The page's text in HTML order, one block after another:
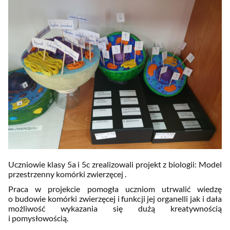
Uczniowie klasy 5a i 5c zrealizowali projekt z biologii: Model
przestrzenny komórki zwierzęcej .
Praca w projekcie pomogła uczniom utrwalić wiedzę
o budowie komórki zwierzęcej i funkcji jej organelli jak i dała
możliwość wykazania się dużą kreatywnością
i pomysłowością.